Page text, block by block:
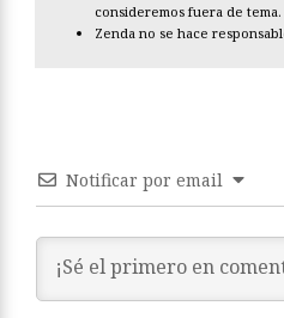
consideremos fuera de tema.
Zenda no se hace
Notificar por email